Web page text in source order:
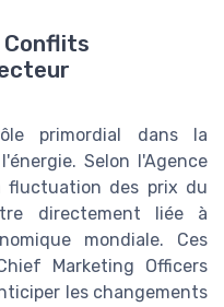
Conflits
primordial dans la
Selon l'Agence
fluctuation des prix du
directement liée à
mondiale. Ces
Marketing Officers
les changements